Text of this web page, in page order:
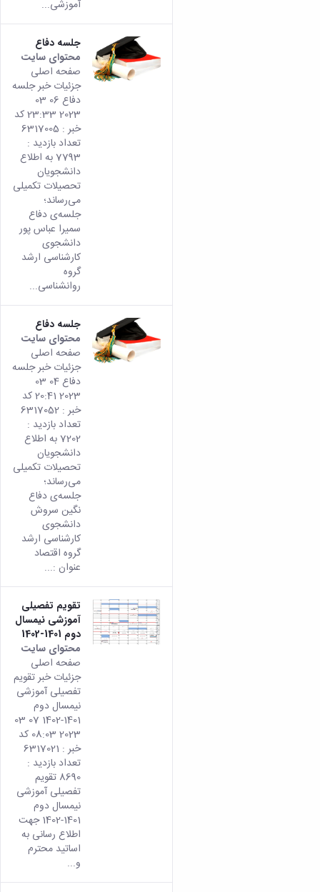
آموزشی...
جلسه دفاع
محتوای سایت
صفحه اصلی
جزئیات خبر جلسه
دفاع 06 03
2023 23:33 کد
خبر : 6317005
تعداد بازدید :
7793 به اطلاع
دانشجویان
تحصیلات تکمیلی
می­‌رساند؛
جلسه‌ی‌ دفاع
سمیرا عباس پور
دانشجوی
کارشناسی ارشد
گروه
روانشناسی...
جلسه دفاع
محتوای سایت
صفحه اصلی
جزئیات خبر جلسه
دفاع 04 03
2023 20:41 کد
خبر : 6317052
تعداد بازدید :
7202 به اطلاع
دانشجویان
تحصیلات تکمیلی
می­‌رساند؛
جلسه‌ی‌ دفاع
نگین سروش
دانشجوی
کارشناسی ارشد
گروه اقتصاد
عنوان :...
تقویم تفصیلی
آموزشی نیمسال
دوم 1401-1402
محتوای سایت
صفحه اصلی
جزئیات خبر تقویم
تفصیلی آموزشی
نیمسال دوم
1401-1402 07 03
2023 08:03 کد
خبر : 6317021
تعداد بازدید :
8690 تقویم
تفصیلی آموزشی
نیمسال دوم
1401-1402 جهت
اطلاع رسانی به
اساتید محترم
و...